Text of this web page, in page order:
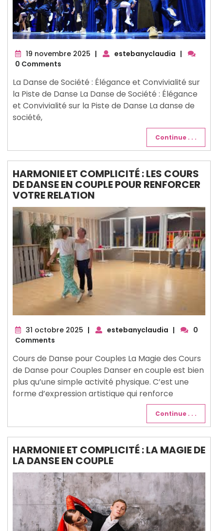
19 novembre 2025 19| estebanyclaudia |
0 Comments
La Danse de Société : Élégance et Convivialité sur
la Piste de Danse La Danse de Société : Élégance
et Convivialité sur la Piste de Danse La danse de
société,
Continue . . .
HARMONIE ET COMPLICITÉ : LES COURS
DE DANSE EN COUPLE POUR RENFORCER
VOTRE RELATION
31 octobre 2025 31| estebanyclaudia |
0
Comments
Cours de Danse pour Couples La Magie des Cours
de Danse pour Couples Danser en couple est bien
plus qu’une simple activité physique. C’est une
forme d’expression artistique qui renforce
Continue . . .
HARMONIE ET COMPLICITÉ : LA MAGIE DE
LA DANSE EN COUPLE